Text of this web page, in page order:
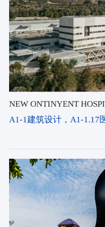
NEW ONTINYENT
Arquitectos
A1-1建筑设计，A1-1.17